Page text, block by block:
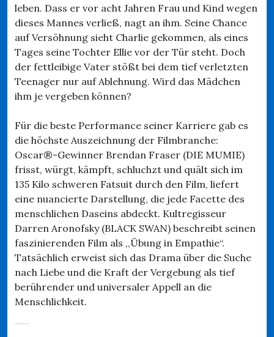
leben. Dass er vor acht Jahren Frau und Kind wegen
dieses Mannes verließ, nagt an ihm. Seine Chance
auf Versöhnung sieht Charlie gekommen, als eines
Tages seine Tochter Ellie vor der Tür steht. Doch
der fettleibige Vater stößt bei dem tief verletzten
Teenager nur auf Ablehnung. Wird das Mädchen
ihm je vergeben können?
Für die beste Performance seiner Karriere gab es
die höchste Auszeichnung der Filmbranche:
Oscar®-Gewinner Brendan Fraser (DIE MUMIE)
frisst, würgt, kämpft, schluchzt und quält sich im
135 Kilo schweren Fatsuit durch den Film, liefert
eine nuancierte Darstellung, die jede Facette des
menschlichen Daseins abdeckt. Kultregisseur
Darren Aronofsky (BLACK SWAN) beschreibt seinen
faszinierenden Film als ,,Übung in Empathie“.
Tatsächlich erweist sich das Drama über die Suche
nach Liebe und die Kraft der Vergebung als tief
berührender und universaler Appell an die
Menschlichkeit.